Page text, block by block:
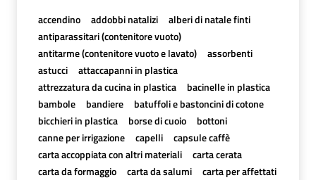
accendino addobbi natalizi
alberi di natale finti
antiparassitari (contenitore vuoto)
antitarme (contenitore vuoto e lavato)
assorbenti
astucci
attaccapanni in plastica
attrezzatura da cucina in plastica
bacinelle in plastica
bambole
bandiere
batuffoli e bastoncini di cotone
bicchieri in plastica
borse di cuoio
bottoni
canne per irrigazione
capelli
capsule caffè
carta accoppiata con altri materiali
carta cerata
carta da formaggio
carta da salumi
carta per affettati